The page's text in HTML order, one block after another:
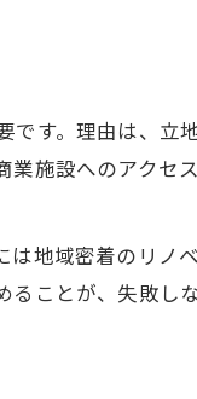
め方
点
に
す。理由は、立
施設へのアクセ
地域密着のリノ
ことが、失敗し